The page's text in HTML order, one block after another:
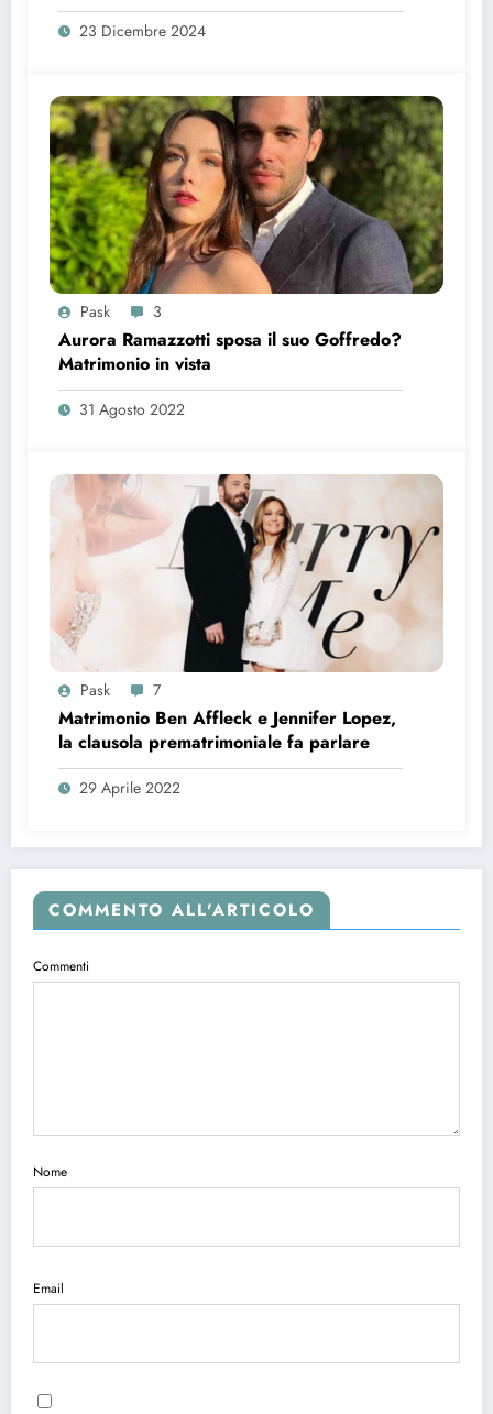
23 Dicembre 2024
Pask 3
Aurora Ramazzotti sposa il suo Goffredo?
Matrimonio in vista
31 Agosto 2022
Pask 7
Matrimonio Ben Affleck e Jennifer Lopez,
la clausola prematrimoniale fa parlare
29 Aprile 2022
COMMENTO ALL'ARTICOLO
Commenti
Nome
Email